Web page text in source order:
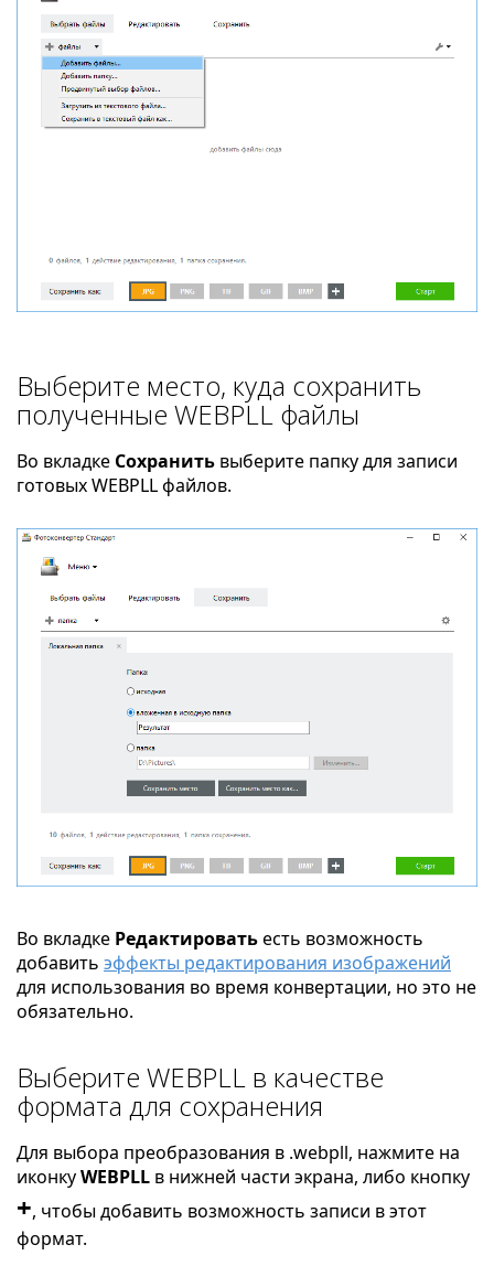
Выберите место, куда сохранить
полученные WEBPLL файлы
Во вкладке Сохранить выберите папку для записи
готовых WEBPLL файлов.
Во вкладке Редактироватьесть возможность
добавить эффекты редактирования изображений
для использования во время конвертации, но это не
обязательно.
Выберите WEBPLL в качестве
формата для сохранения
Для выбора преобразования в .webpll, нажмите на
иконкуWEBPLL в нижней части экрана, либо кнопку
+, чтобы добавить возможность записи в этот
формат.